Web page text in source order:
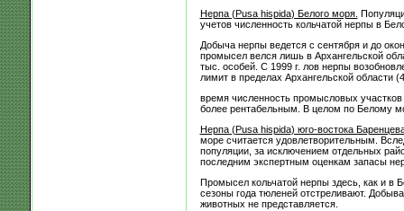
Нерпа (Pusa hispida) Белого моря.
учетов численность кольчатой нерпы в
Добыча нерпы ведется с сентября и до
промысел велся лишь в Архангельской
тыс. особей. С 1999 г. лов нерпы
лимит в пределах Архангельской области
время численность промысловых
более рентабельным. В целом по Белому
Нерпа (Pusa hispida) юго-востока
море считается удовлетворительным.
популяции, за исключением отдельных
последним экспертным оценкам запасы
Промысел кольчатой нерпы здесь, как и в
сезоны года тюленей отстреливают.
животных не представляется.